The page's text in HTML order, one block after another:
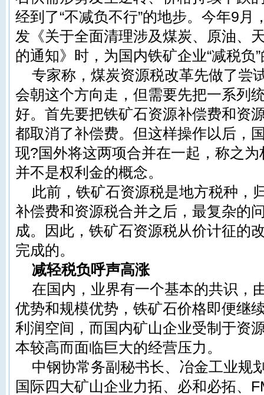
经到了“不减负不行”的地步。今年9月
发《关于全面清理涉及煤炭、原油、
的通知》时，为国内铁矿企业“减税负
专家称，煤炭资源税改革先做了尝
会朝这个方向走，但需要先把一系列
好。首先要把铁矿石资源补偿费和资
都取消了补偿费。但这样操作以后，
现?国外将这两项合并在一起，称之
并不是权利金的概念。
此前，铁矿石资源税是地方税种，
补偿费和资源税合并之后，最复杂的
成。因此，铁矿石资源税从价计征的
完成的。
减轻税负呼声高涨
在国内，业界有一个基本的共识，
优势和规模优势，铁矿石价格即便继
利润空间，而国内矿山企业受制于资
本较高而面临巨大的经营压力。
中钢协常务副秘书长、冶金工业规
国际四大矿山企业力拓、必和必拓、